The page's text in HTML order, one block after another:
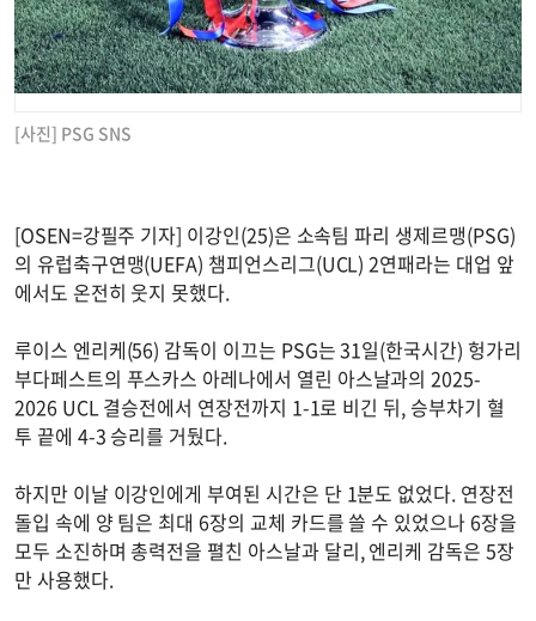
[사진] PSG SNS
[OSEN=강필주 기자] 이강인(25)은 소속팀 파리 생제르맹(PSG)
의 유럽축구연맹(UEFA) 챔피언스리그(UCL) 2연패라는 대업 앞
에서도 온전히 웃지 못했다.
루이스 엔리케(56) 감독이 이끄는 PSG는 31일(한국시간) 헝가리
부다페스트의 푸스카스 아레나에서 열린 아스날과의 2025-
2026 UCL 결승전에서 연장전까지 1-1로 비긴 뒤, 승부차기 혈
투 끝에 4-3 승리를 거뒀다.
하지만 이날 이강인에게 부여된 시간은 단 1분도 없었다. 연장전
돌입 속에 양 팀은 최대 6장의 교체 카드를 쓸 수 있었으나 6장을
모두 소진하며 총력전을 펼친 아스날과 달리, 엔리케 감독은 5장
만 사용했다.